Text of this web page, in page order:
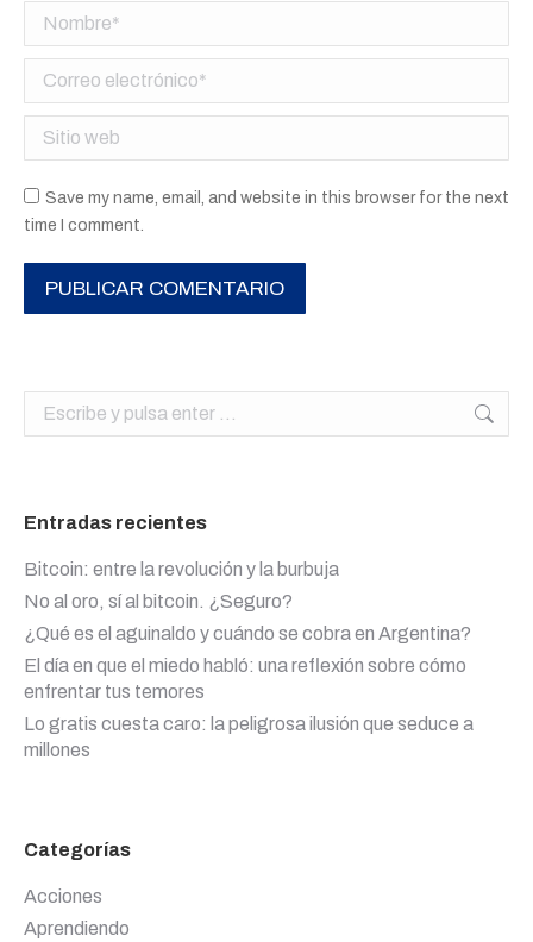
Nombre *
Correo electrónico *
Sitio web
Save my name, email, and website in this browser for the next
time I comment.
PUBLICAR COMENTARIO
Buscar:
Entradas recientes
Bitcoin: entre la revolución y la burbuja
No al oro, sí al bitcoin. ¿Seguro?
¿Qué es el aguinaldo y cuándo se cobra en Argentina?
El día en que el miedo habló: una reflexión sobre cómo
enfrentar tus temores
Lo gratis cuesta caro: la peligrosa ilusión que seduce a
millones
Categorías
Acciones
Aprendiendo